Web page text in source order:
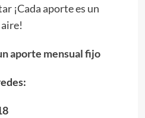
¡Cada aporte es un
aporte mensual fijo